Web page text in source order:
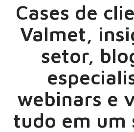
Cases de
Valmet,
setor,
webinars e
tudo em um